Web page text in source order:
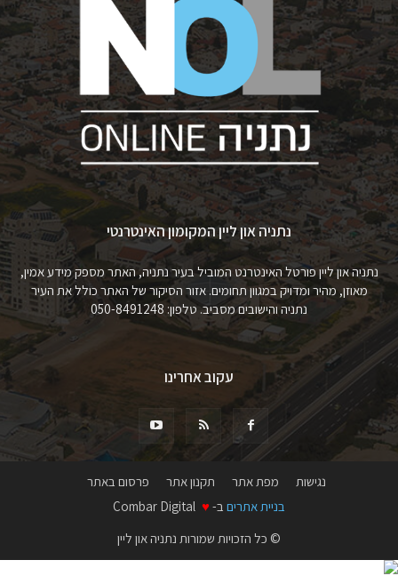
נתניה און ליין המקומון האינטרנטי
נתניה און ליין פורטל האינטרנט המוביל בעיר נתניה, האתר מספק מידע אמין,
מאוזן, מהיר ומדויק במגוון תחומים. אזור הסיקור של האתר כולל את העיר
נתניה והישובים מסביב. טלפון: 050-8491248
עקוב אחרינו
נגישות מפת אתר תקנון אתר
פרסום באתר
בניית אתרים ב- ♥
© כל הזכויות שמורות נתניה און ליין